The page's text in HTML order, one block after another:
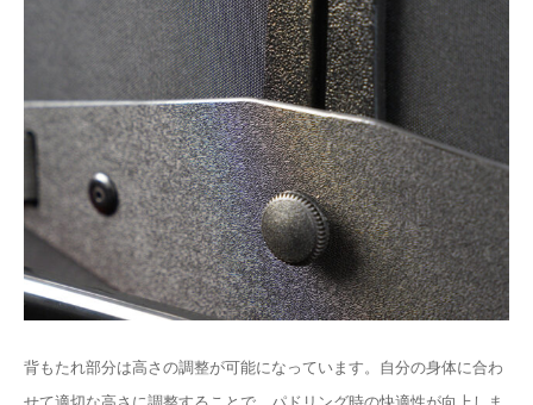
背もたれ部分は高さの調整が可能になっています。自分の身体に合わ